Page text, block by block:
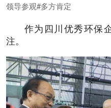
领导参观#多方肯定
作为四川优秀环保
注。